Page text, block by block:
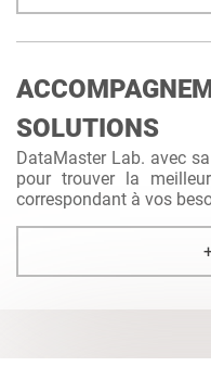
SOLUTIONS
DataMaster Lab. avec
pour trouver la
correspondant à vos